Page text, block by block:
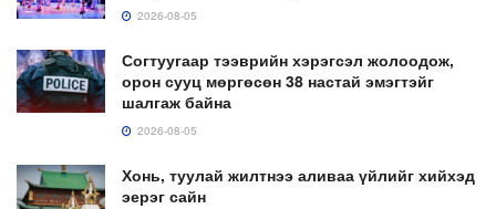
2026-08-05
Согтуугаар тээврийн хэрэгсэл жолоодож,
орон сууц мөргөсөн 38 настай эмэгтэйг
шалгаж байна
2026-08-05
Хонь, туулай жилтнээ аливаа үйлийг хийхэд
эерэг сайн